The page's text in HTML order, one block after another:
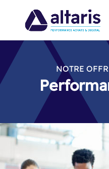
NOTRE